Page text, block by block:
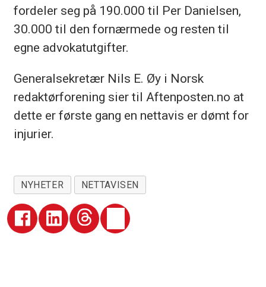
fordeler seg på 190.000 til Per Danielsen,
30.000 til den fornærmede og resten til
egne advokatutgifter.
Generalsekretær Nils E. Øy i Norsk
redaktørforening sier til Aftenposten.no at
dette er første gang en nettavis er dømt for
injurier.
NYHETER NETTAVISEN